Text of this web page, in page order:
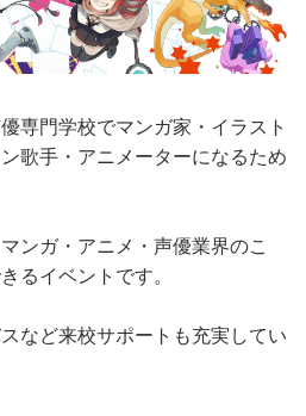
専門学校でマンガ家・イラスト
歌手・アニメーターになるため
ンガ・アニメ・声優業界のこ
るイベントです。
など来校サポートも充実してい